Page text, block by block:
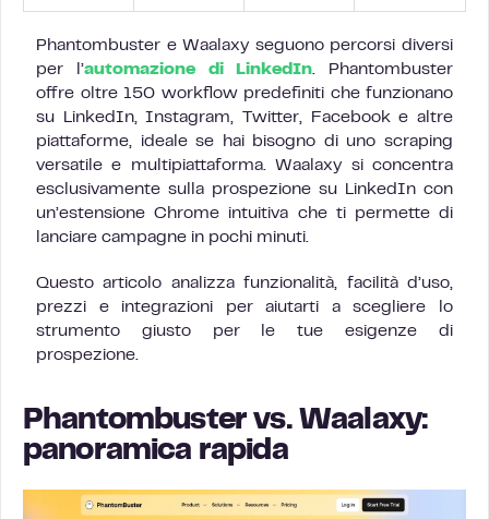
Phantombuster e Waalaxy seguono percorsi diversi
per l’automazione di LinkedIn. Phantombuster
offre oltre 150 workflow predefiniti che funzionano
su LinkedIn, Instagram, Twitter, Facebook e altre
piattaforme, ideale se hai bisogno di uno scraping
versatile e multipiattaforma. Waalaxy si concentra
esclusivamente sulla prospezione su LinkedIn con
un’estensione Chrome intuitiva che ti permette di
lanciare campagne in pochi minuti.
Questo articolo analizza funzionalità, facilità d’uso,
prezzi e integrazioni per aiutarti a scegliere lo
strumento giusto per le tue esigenze di
prospezione.
Phantombuster vs. Waalaxy:
panoramica rapida